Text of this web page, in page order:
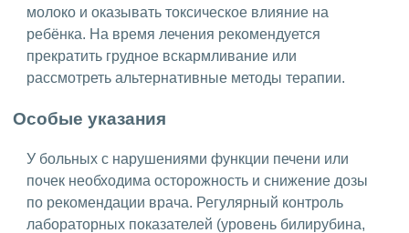
молоко и оказывать токсическое влияние на
ребёнка. На время лечения рекомендуется
прекратить грудное вскармливание или
рассмотреть альтернативные методы терапии.
Особые указания
У больных с нарушениями функции печени или
почек необходима осторожность и снижение дозы
по рекомендации врача. Регулярный контроль
лабораторных показателей (уровень билирубина,